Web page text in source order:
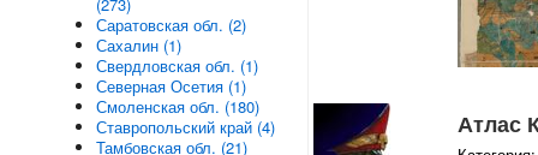
Атлас
Саратовская обл. (2)
Сахалин (1)
Свердловская обл. (1)
Северная Осетия (1)
Смоленская обл. (180)
Ставропольский край (4)
Тамбовская обл. (21)